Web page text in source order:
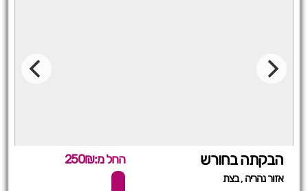
הבקתה בחורש החל מ:250₪
אזור נהריה ,בצת